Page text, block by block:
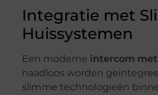
Integratie met
Huissystemen
Een moderne intercom
naadloos worden
slimme technologieën